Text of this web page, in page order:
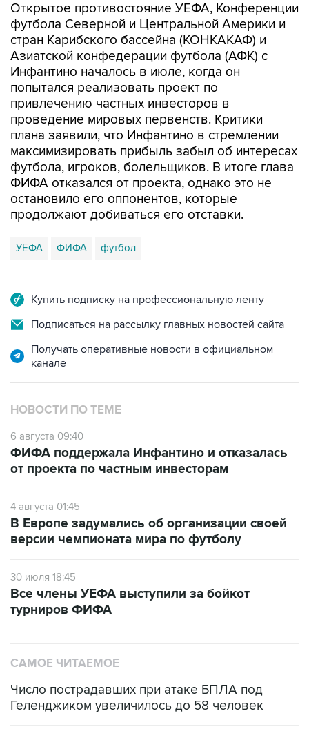
Открытое противостояние УЕФА, Конференции
футбола Северной и Центральной Америки и
стран Карибского бассейна (КОНКАКАФ) и
Азиатской конфедерации футбола (АФК) с
Инфантино началось в июле, когда он
попытался реализовать проект по
привлечению частных инвесторов в
проведение мировых первенств. Критики
плана заявили, что Инфантино в стремлении
максимизировать прибыль забыл об интересах
футбола, игроков, болельщиков. В итоге глава
ФИФА отказался от проекта, однако это не
остановило его оппонентов, которые
продолжают добиваться его отставки.
УЕФА ФИФА футбол
Купить подписку на профессиональную ленту
Подписаться на рассылку главных новостей сайта
Получать оперативные новости в официальном
канале
НОВОСТИ ПО ТЕМЕ
6 августа 09:40
ФИФА поддержала Инфантино и отказалась
от проекта по частным инвесторам
4 августа 01:45
В Европе задумались об организации своей
версии чемпионата мира по футболу
30 июля 18:45
Все члены УЕФА выступили за бойкот
турниров ФИФА
САМОЕ ЧИТАЕМОЕ
Число пострадавших при атаке БПЛА под
Геленджиком увеличилось до 58 человек